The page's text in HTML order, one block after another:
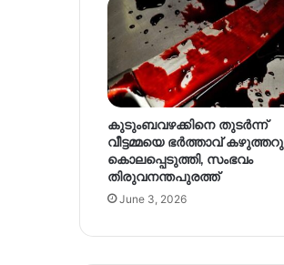
കുടുംബവഴക്കിനെ തുടര്‍ന്ന്
വീട്ടമ്മയെ ഭര്‍ത്താവ്
കൊലപ്പെടുത്തി, സംഭവം
തിരുവനന്തപുരത്ത്
June 3, 2026